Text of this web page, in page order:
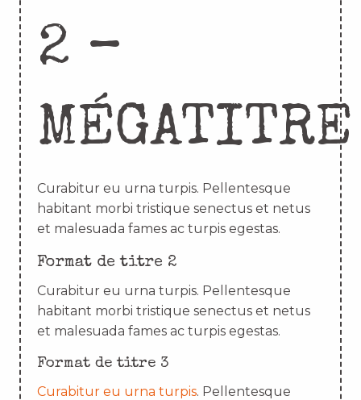
2 –
MÉGATITRE
Curabitur eu urna turpis. Pellentesque
habitant morbi tristique senectus et netus
et malesuada fames ac turpis egestas.
Format de titre 2
Curabitur eu urna turpis. Pellentesque
habitant morbi tristique senectus et netus
et malesuada fames ac turpis egestas.
Format de titre 3
Curabitur eu urna turpis. Pellentesque